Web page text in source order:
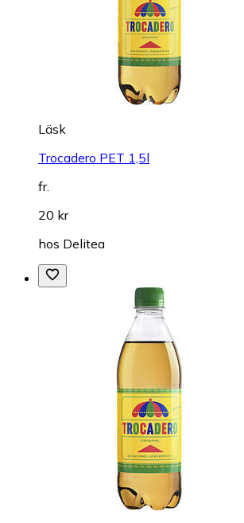
Läsk
Trocadero PET 1,5l
fr.
20 kr
hos Delitea